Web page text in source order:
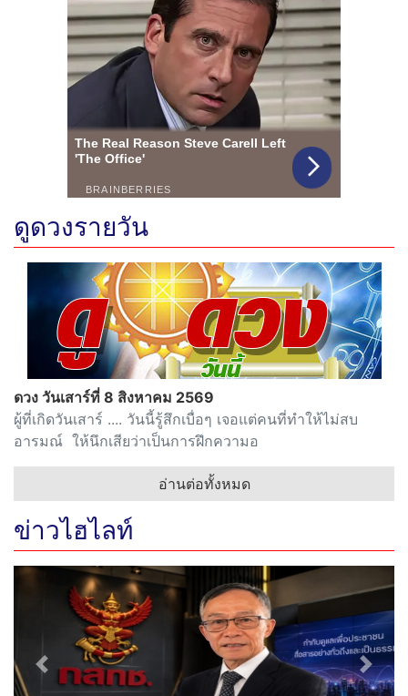
ดูดวงรายวัน
ดวง วันเสาร์ที่ 8 สิงหาคม 2569
ผู้ที่เกิดวันเสาร์ .... วันนี้รู้สึกเบื่อๆ เจอแต่คนที่ทำให้ไม่สบ
อารมณ์ ให้นึกเสียว่าเป็นการฝึกความอ
อ่านต่อทั้งหมด
ข่าวไฮไลท์
Previous Next